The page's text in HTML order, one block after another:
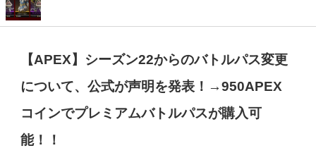
【APEX】シーズン22からのバトルパス変更
について、公式が声明を発表！→950APEX
コインでプレミアムバトルパスが購入可
能！！